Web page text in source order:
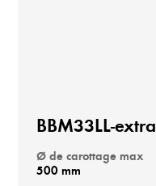
BBM33LL-extra
Ø de carottage max
500 mm